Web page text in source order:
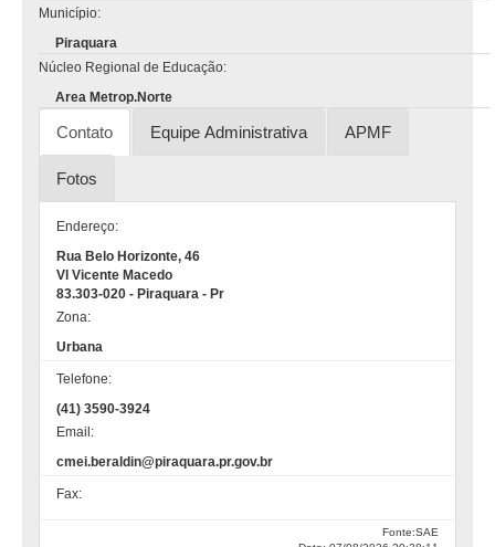
Município:
Piraquara
Núcleo Regional de Educação:
Area Metrop.Norte
Contato Equipe Administrativa APMF
Fotos
Endereço:
Rua Belo Horizonte, 46
Vl Vicente Macedo
83.303-020 - Piraquara - Pr
Zona:
Urbana
Telefone:
(41) 3590-3924
Email:
cmei.beraldin@piraquara.pr.gov.br
Fax:
Fonte:SAE